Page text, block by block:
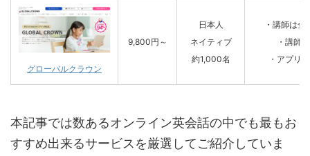
グローバルクラウン
9,800円～
日本人
ネイティブ
約1,000名
・講師は
・講師
・アプリ
本記事では数あるオンライン英会話の中でも最もお
すすめ出来るサービスを厳選してご紹介していま